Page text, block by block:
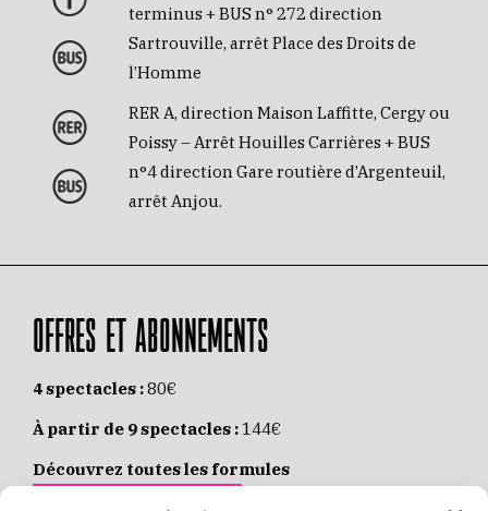
terminus + BUS n° 272 direction
Sartrouville, arrêt Place des Droits de
l’Homme
RER A, direction Maison Laffitte, Cergy ou
Poissy – Arrêt Houilles Carrières + BUS
n°4 direction Gare routière d’Argenteuil,
arrêt Anjou.
OFFRES ET ABONNEMENTS
4 spectacles :80€
À partir de 9 spectacles : 144€
Découvrez toutes les formules
JE M’ABONNE EN LIGNE